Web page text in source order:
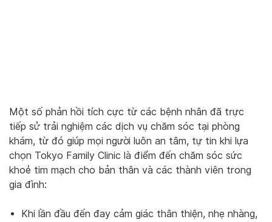
Một số phản hồi tích cực từ các bệnh nhân đã trực
tiếp sử trải nghiệm các dịch vụ chăm sóc tại phòng
khám, từ đó giúp mọi người luôn an tâm, tự tin khi lựa
chọn Tokyo Family Clinic là điểm đến chăm sóc sức
khoẻ tim mạch cho bản thân và các thành viên trong
gia đình:
Khi lần đầu đến đay cảm giác thân thiện, nhẹ nhàng,